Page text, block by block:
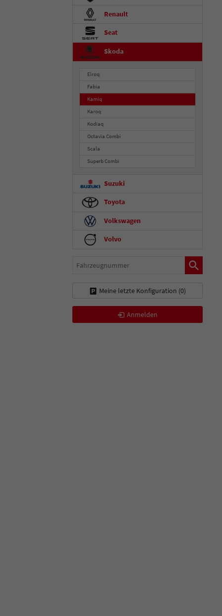
Renault
Seat
Skoda
Elroq
Fabia
Kamiq
Karoq
Kodiaq
Octavia Combi
Scala
Superb Combi
Suzuki
Toyota
Volkswagen
Volvo
Fahrzeugnummer
Meine letzte Konfiguration (0)
Anmelden